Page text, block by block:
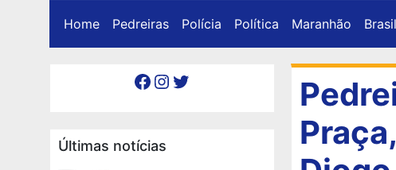
Home Pedreiras Polícia Política Maranhão Brasil
Facebook Instagram Twitter
Últimas notícias